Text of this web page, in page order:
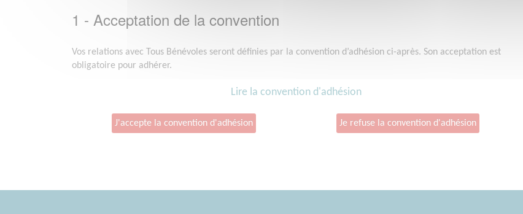
1 - Acceptation de la convention
Vos relations avec Tous Bénévoles seront définies par la convention d’adhésion ci-après. Son acceptation est
obligatoire pour adhérer.
Lire la convention d'adhésion
J'accepte la convention d'adhésion Je refuse la convention d'adhésion